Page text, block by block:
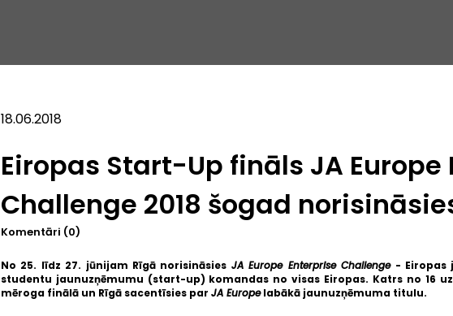
18.06.2018
Eiropas Start-Up fināls JA Europe
Challenge 2018 šogad
Komentāri (0)
No 25. līdz 27. jūnijam Rīgā norisināsies JA Europe Enterprise Challenge- Eiropas
studentu jaunuzņēmumu (start-up) komandas no visas Eiropas. Katrs no 16
mēroga finālā un Rīgā sacentīsies par JA Europelabākā jaunuzņēmuma titulu.